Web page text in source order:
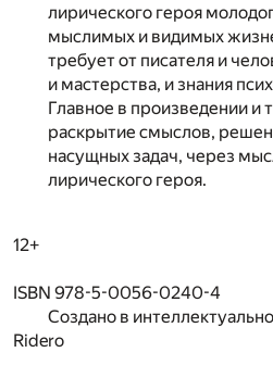
лирического героя
мыслимых и видимых
требует от писателя и
и мастерства, и знания
Главное в произведении и
раскрытие смыслов,
насущных задач, через
лирического героя.
12+
ISBN 978-5-0056-0240-4
Создано в
Ridero